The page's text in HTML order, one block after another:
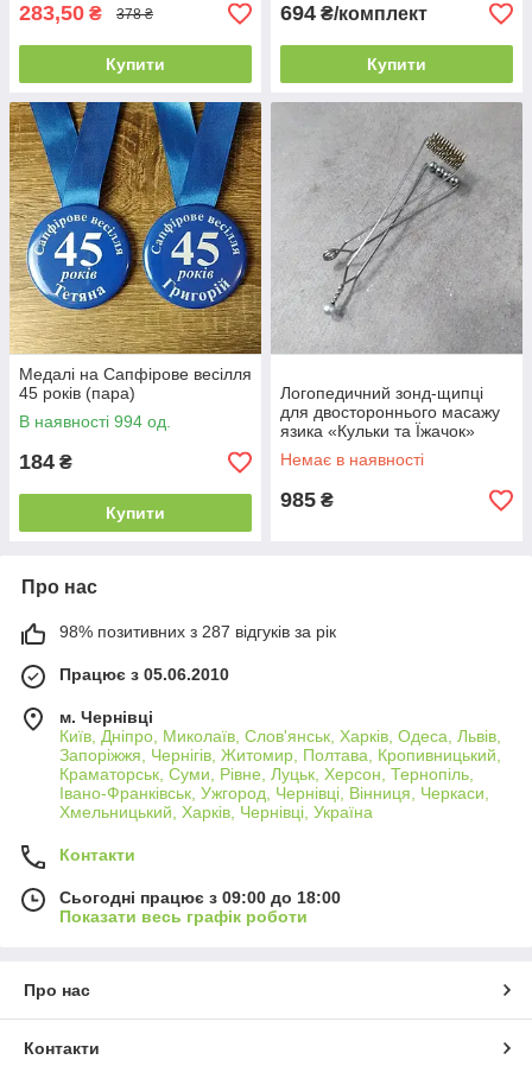
283,50 ₴ 378 ₴
Купити
694 ₴/комплект
Купити
Медалі на Сапфірове весілля
45 років (пара)
В наявності 994 од.
184 ₴
Купити
Логопедичний зонд-щипці
для двостороннього масажу
язика «Кульки та Їжачок»
Немає в наявності
985 ₴
Про нас
98% позитивних з 287 відгуків за рік
Працює з 05.06.2010
м. Чернівці
Київ, Дніпро, Миколаїв, Слов'янськ, Харків, Одеса, Львів,
Запоріжжя, Чернігів, Житомир, Полтава, Кропивницький,
Краматорськ, Суми, Рівне, Луцьк, Херсон, Тернопіль,
Івано-Франківськ, Ужгород, Чернівці, Вінниця, Черкаси,
Хмельницький, Харків, Чернівці, Україна
Контакти
Сьогодні працює з 09:00 до 18:00
Показати весь графік роботи
Про нас
Контакти